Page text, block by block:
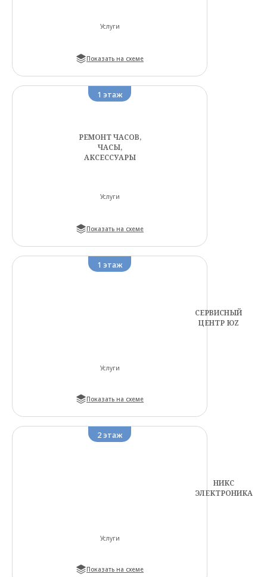
Услуги
Показать на схеме
1 этаж
РЕМОНТ ЧАСОВ,
ЧАСЫ,
АКСЕССУАРЫ
Услуги
Показать на схеме
1 этаж
СЕРВИСНЫЙ
ЦЕНТР ЮZ
Услуги
Показать на схеме
2этаж
НИКС
ЭЛЕКТРОНИКА
Услуги
Показать на схеме